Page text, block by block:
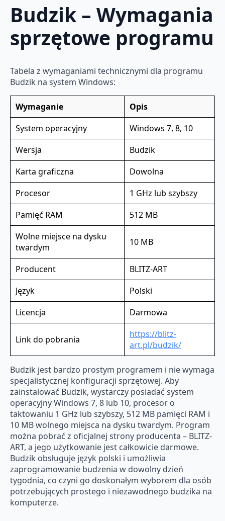
Budzik – Wymagania
sprzętowe programu
Tabela z wymaganiami technicznymi dla programu
Budzik na system Windows:
Wymaganie
Opis
System operacyjny
Windows 7, 8, 10
Wersja
Budzik
Karta graficzna
Dowolna
Procesor
1 GHz lub szybszy
Pamięć RAM
512 MB
Wolne miejsce na dysku
twardym
10 MB
Producent
BLITZ-ART
Język
Polski
Licencja
Darmowa
Link do pobrania
https://blitz-
art.pl/budzik/
Budzik jest bardzo prostym programem i nie wymaga
specjalistycznej konfiguracji sprzętowej. Aby
zainstalować Budzik, wystarczy posiadać system
operacyjny Windows 7, 8 lub 10, procesor o
taktowaniu 1 GHz lub szybszy, 512 MB pamięci RAM i
10 MB wolnego miejsca na dysku twardym. Program
można pobrać z oficjalnej strony producenta – BLITZ-
ART, a jego użytkowanie jest całkowicie darmowe.
Budzik obsługuje język polski i umożliwia
zaprogramowanie budzenia w dowolny dzień
tygodnia, co czyni go doskonałym wyborem dla osób
potrzebujących prostego i niezawodnego budzika na
komputerze.